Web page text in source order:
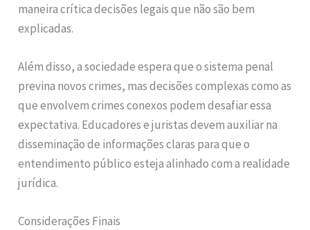
maneira crítica decisões legais que não são bem
explicadas.
Além disso, a sociedade espera que o sistema penal
previna novos crimes, mas decisões complexas como as
que envolvem crimes conexos podem desafiar essa
expectativa. Educadores e juristas devem auxiliar na
disseminação de informações claras para que o
entendimento público esteja alinhado com a realidade
jurídica.
Considerações Finais